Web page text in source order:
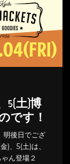
5(土)博
です！
明後日でござ
)、5(土)は、
ん登場２